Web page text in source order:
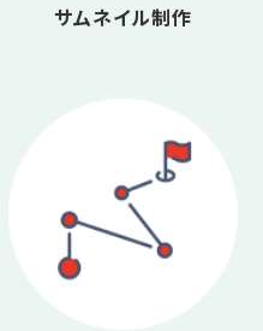
サムネイル制作